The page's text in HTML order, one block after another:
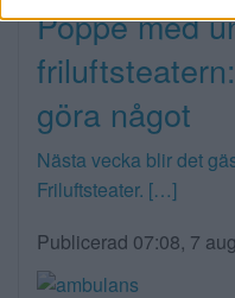
Poppe med
göra något
Nästa vecka blir det
Friluftsteater. […]
Publicerad 07:08, 7